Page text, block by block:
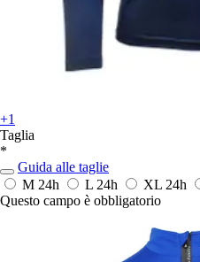
+1
Taglia
*
Guida alle taglie
M 24h L 24h XL 24h
Questo campo è obbligatorio